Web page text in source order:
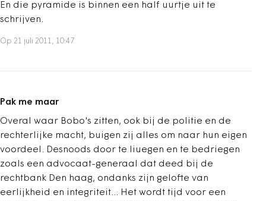
En die pyramide is binnen een half uurtje uit te
schrijven.
Op 21 juli 2011, 10:47
Pak me maar
Overal waar Bobo's zitten, ook bij de politie en de
rechterlijke macht, buigen zij alles om naar hun eigen
voordeel. Desnoods door te liuegen en te bedriegen
zoals een advocaat-generaal dat deed bij de
rechtbank Den haag, ondanks zijn gelofte van
eerlijkheid en integriteit... Het wordt tijd voor een